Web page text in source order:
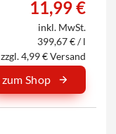
11,99 €
inkl. MwSt.
399,67 € / l
zzgl. 4,99 € Versand
zum Shop